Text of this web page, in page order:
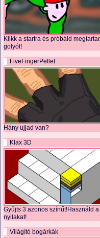
Klikk a startra és próbáld
golyót!
FiveFingerPellet
Hány ujjad van?
Klax 3D
Gyűjts 3 azonos színűt!Használd a
nyilakat!
Világító bogárkák